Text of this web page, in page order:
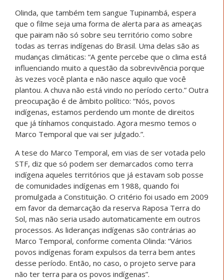
Olinda, que também tem sangue Tupinambá, espera
que o filme seja uma forma de alerta para as ameaças
que pairam não só sobre seu território como sobre
todas as terras indígenas do Brasil. Uma delas são as
mudanças climáticas: “A gente percebe que o clima está
influenciando muito a questão da sobrevivência porque
às vezes você planta e não nasce aquilo que você
plantou. A chuva não está vindo no período certo.” Outra
preocupação é de âmbito político: “Nós, povos
indígenas, estamos perdendo um monte de direitos
que já tínhamos conquistado. Agora mesmo temos o
Marco Temporal que vai ser julgado.”.
A tese do Marco Temporal, em vias de ser votada pelo
STF, diz que só podem ser demarcados como terra
indígena aqueles territórios que já estavam sob posse
de comunidades indígenas em 1988, quando foi
promulgada a Constituição. O critério foi usado em 2009
em favor da demarcação da reserva Raposa Terra do
Sol, mas não seria usado automaticamente em outros
processos. As lideranças indígenas são contrárias ao
Marco Temporal, conforme comenta Olinda: “Vários
povos indígenas foram expulsos da terra bem antes
desse período. Então, no caso, o projeto serve para
não ter terra para os povos indígenas”.